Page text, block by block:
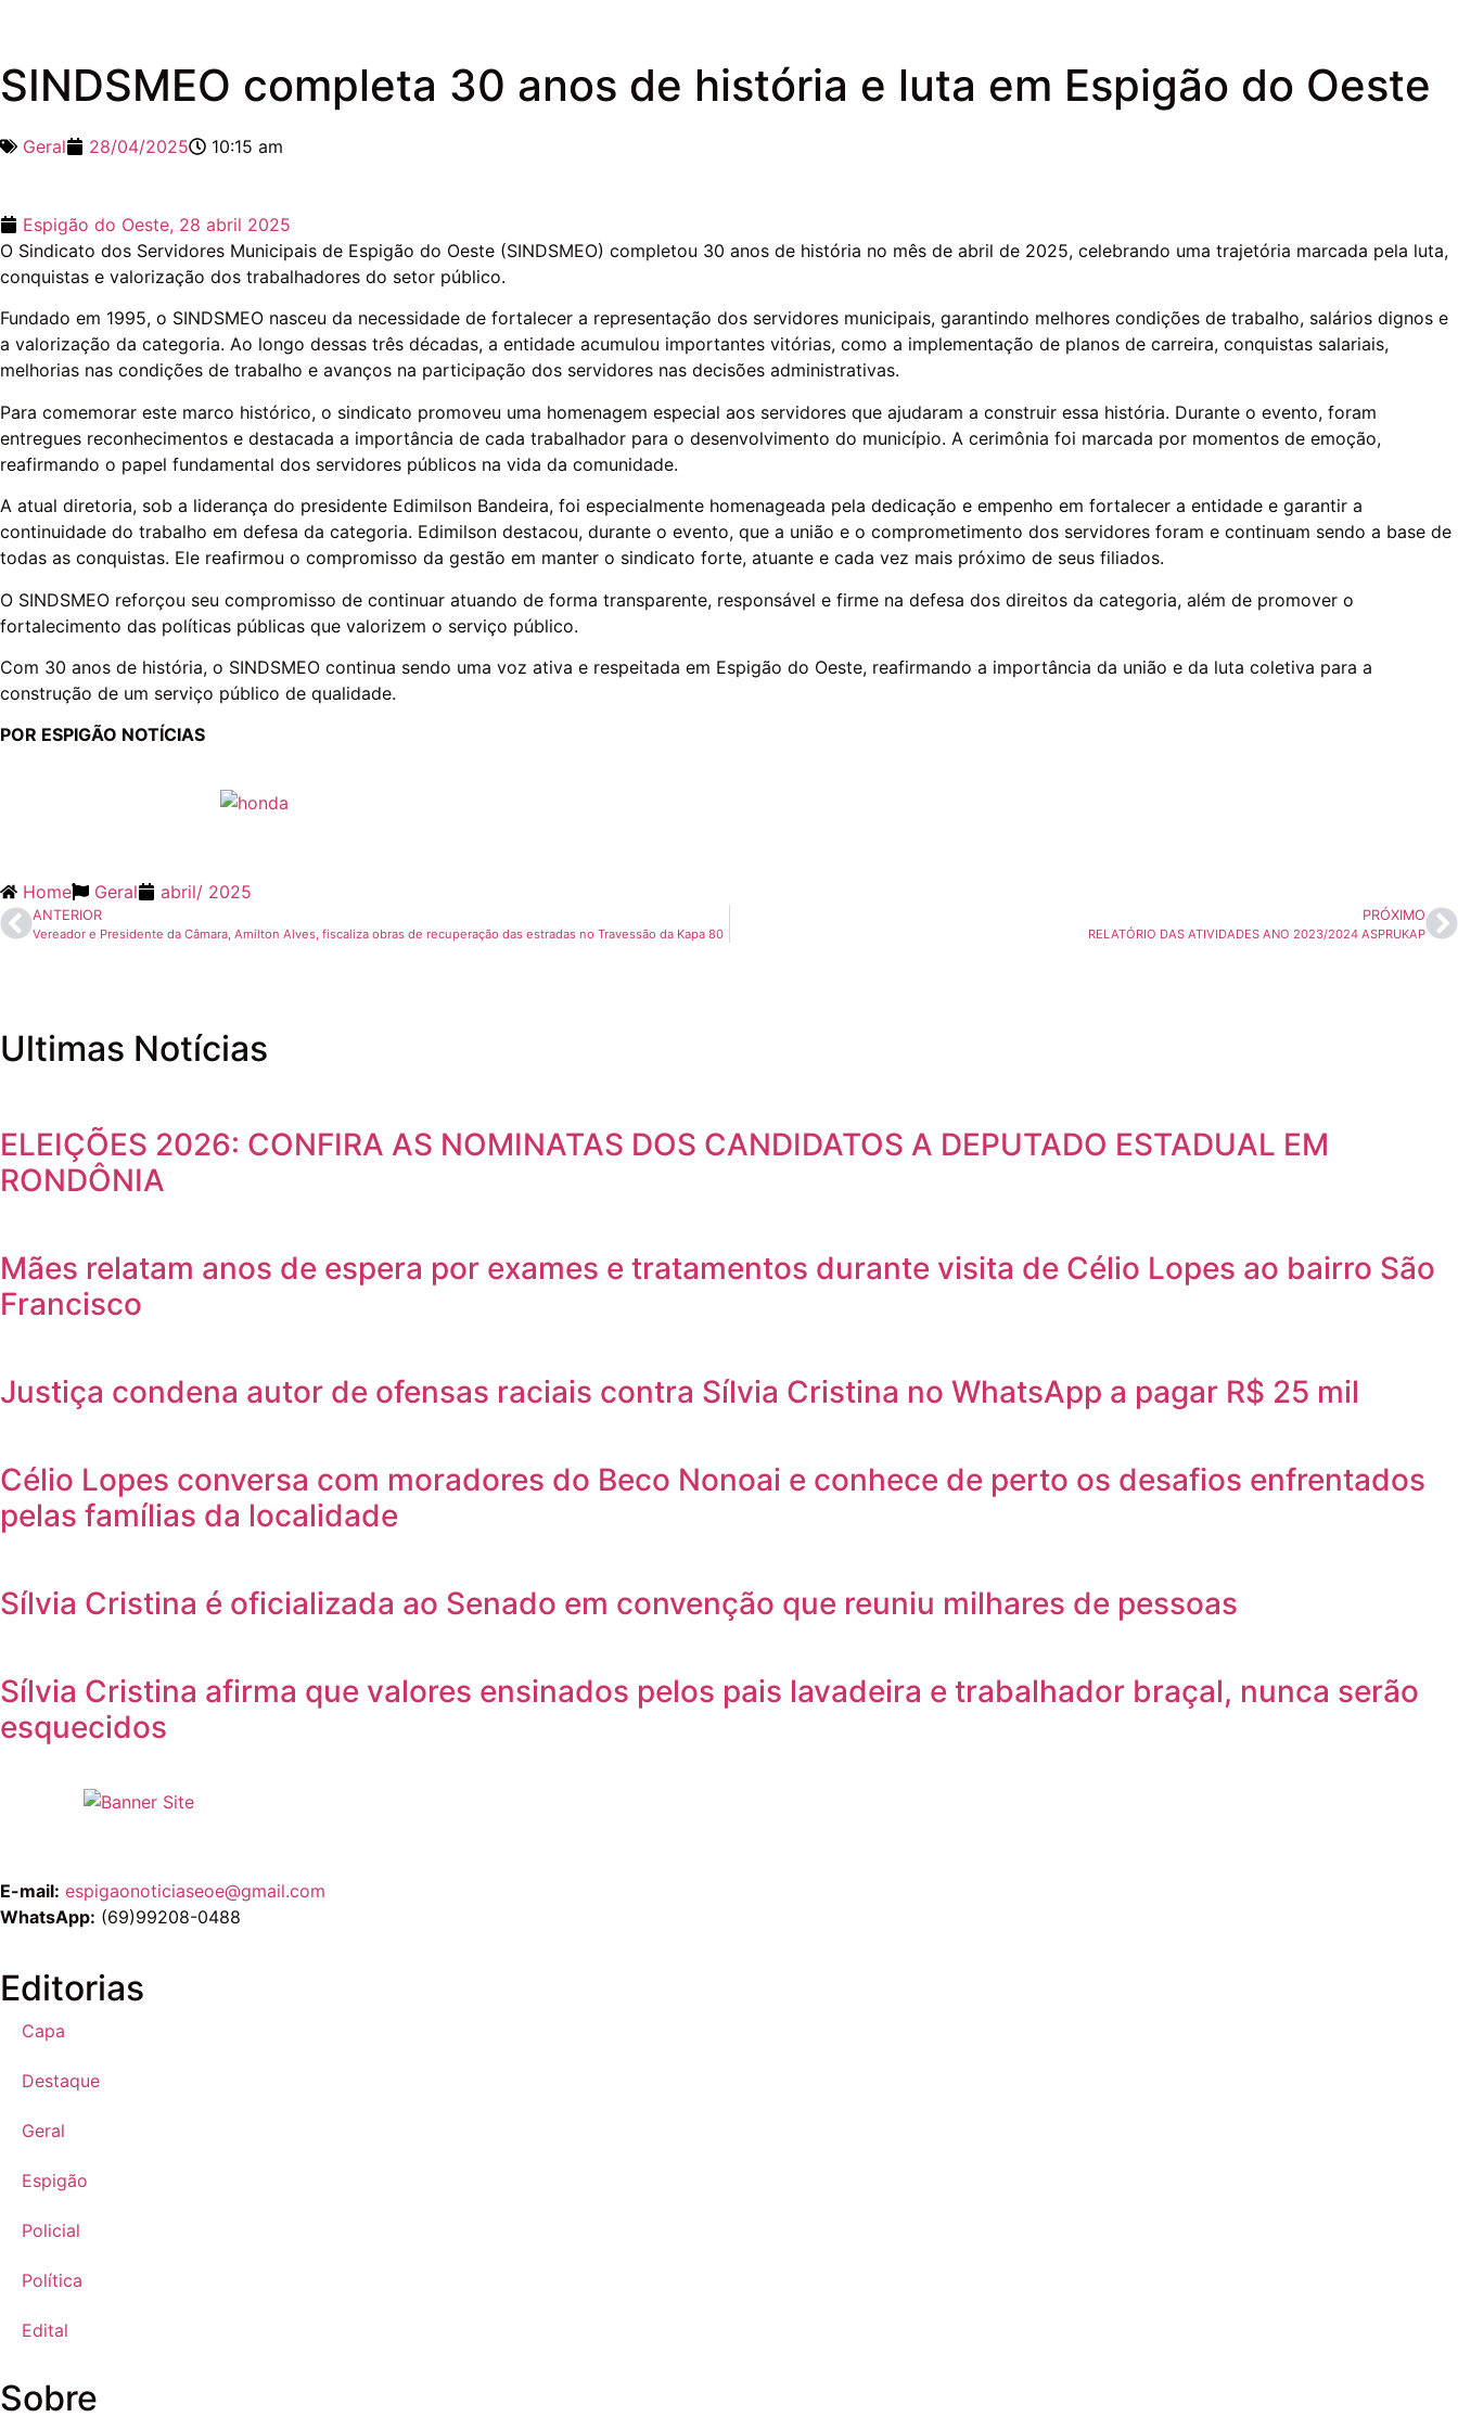
SINDSMEO completa 30 anos de história e luta em Espigão do Oeste
Geral 28/04/2025 10:15 am
Espigão do Oeste, 28 abril 2025
O Sindicato dos Servidores Municipais de Espigão do Oeste (SINDSMEO) completou 30 anos de história no mês de abril de 2025, celebrando uma trajetória marcada pela luta,
conquistas e valorização dos trabalhadores do setor público.
Fundado em 1995, o SINDSMEO nasceu da necessidade de fortalecer a representação dos servidores municipais, garantindo melhores condições de trabalho, salários dignos e
a valorização da categoria. Ao longo dessas três décadas, a entidade acumulou importantes vitórias, como a implementação de planos de carreira, conquistas salariais,
melhorias nas condições de trabalho e avanços na participação dos servidores nas decisões administrativas.
Para comemorar este marco histórico, o sindicato promoveu uma homenagem especial aos servidores que ajudaram a construir essa história. Durante o evento, foram
entregues reconhecimentos e destacada a importância de cada trabalhador para o desenvolvimento do município. A cerimônia foi marcada por momentos de emoção,
reafirmando o papel fundamental dos servidores públicos na vida da comunidade.
A atual diretoria, sob a liderança do presidente Edimilson Bandeira, foi especialmente homenageada pela dedicação e empenho em fortalecer a entidade e garantir a
continuidade do trabalho em defesa da categoria. Edimilson destacou, durante o evento, que a união e o comprometimento dos servidores foram e continuam sendo a base de
todas as conquistas. Ele reafirmou o compromisso da gestão em manter o sindicato forte, atuante e cada vez mais próximo de seus filiados.
O SINDSMEO reforçou seu compromisso de continuar atuando de forma transparente, responsável e firme na defesa dos direitos da categoria, além de promover o
fortalecimento das políticas públicas que valorizem o serviço público.
Com 30 anos de história, o SINDSMEO continua sendo uma voz ativa e respeitada em Espigão do Oeste, reafirmando a importância da união e da luta coletiva para a
construção de um serviço público de qualidade.
POR ESPIGÃO NOTÍCIAS
Home Geral abril/ 2025
ANTERIOR
Vereador e Presidente da Câmara, Amilton Alves, fiscaliza obras de recuperação das estradas no Travessão da Kapa 80
PRÓXIMO
RELATÓRIO DAS ATIVIDADES ANO 2023/2024 ASPRUKAP
Ultimas Notícias
ELEIÇÕES 2026: CONFIRA AS NOMINATAS DOS CANDIDATOS A DEPUTADO ESTADUAL EM
RONDÔNIA
Mães relatam anos de espera por exames e tratamentos durante visita de Célio Lopes ao bairro São
Francisco
Justiça condena autor de ofensas raciais contra Sílvia Cristina no WhatsApp a pagar R$ 25 mil
Célio Lopes conversa com moradores do Beco Nonoai e conhece de perto os desafios enfrentados
pelas famílias da localidade
Sílvia Cristina é oficializada ao Senado em convenção que reuniu milhares de pessoas
Sílvia Cristina afirma que valores ensinados pelos pais lavadeira e trabalhador braçal, nunca serão
esquecidos
E-mail: espigaonoticiaseoe@gmail.com
WhatsApp: (69)99208-0488
Editorias
Capa
Destaque
Geral
Espigão
Policial
Política
Edital
Sobre